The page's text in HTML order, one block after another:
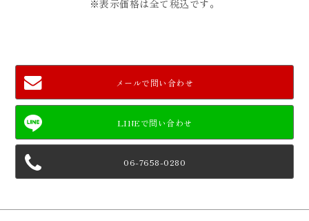
※表示価格は全て税込です。
メールで問い合わせ
06-7658-0280